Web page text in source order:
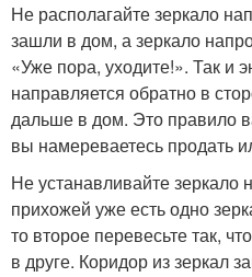
Не располагайте зеркало
зашли в дом, а зеркало
«Уже пора, уходите!». Так и
направляется обратно в
дальше в дом. Это правило
вы намереваетесь продать
Не устанавливайте зеркало
прихожей уже есть одно
то второе перевесьте так,
в друге. Коридор из зеркал